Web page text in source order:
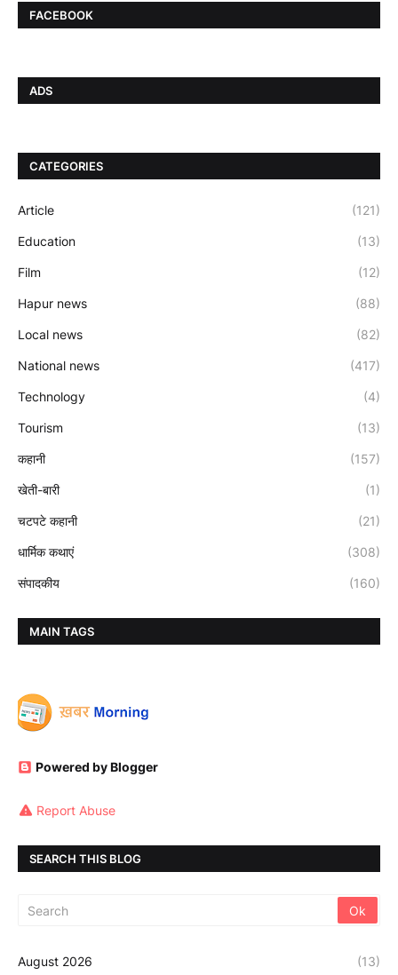
FACEBOOK
ADS
CATEGORIES
Article (121)
Education (13)
Film (12)
Hapur news (88)
Local news (82)
National news (417)
Technology (4)
Tourism (13)
कहानी (157)
खेती-बारी (1)
चटपटे कहानी (21)
धार्मिक कथाएं (308)
संपादकीय (160)
MAIN TAGS
Powered by Blogger
Report Abuse
SEARCH THIS BLOG
August 2026 (13)